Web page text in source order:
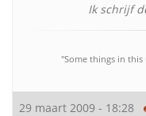
Ik schrijf
"Some things in
29 maart 2009 - 18:28